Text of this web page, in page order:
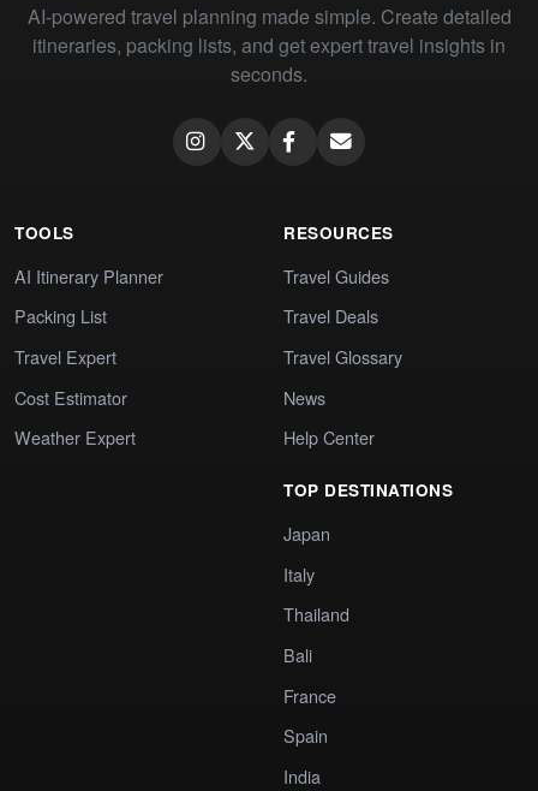
AI-powered travel planning made simple. Create detailed
itineraries, packing lists, and get expert travel insights in
seconds.
TOOLS
AI Itinerary Planner
Packing List
Travel Expert
Cost Estimator
Weather Expert
RESOURCES
Travel Guides
Travel Deals
Travel Glossary
News
Help Center
TOP DESTINATIONS
Japan
Italy
Thailand
Bali
France
Spain
India